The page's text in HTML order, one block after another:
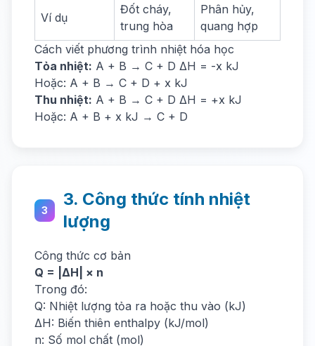
Ví dụ
Đốt cháy,
trung hòa
Phân hủy,
quang hợp
Cách viết phương trình nhiệt hóa học
Tỏa nhiệt: A + B → C + D ΔH = -x kJ
Hoặc: A + B → C + D + x kJ
Thu nhiệt: A + B → C + D ΔH = +x kJ
Hoặc: A + B + x kJ → C + D
3
3. Công thức tính nhiệt
lượng
Công thức cơ bản
Q = |ΔH| × n
Trong đó:
Q: Nhiệt lượng tỏa ra hoặc thu vào (kJ)
ΔH: Biến thiên enthalpy (kJ/mol)
n: Số mol chất (mol)